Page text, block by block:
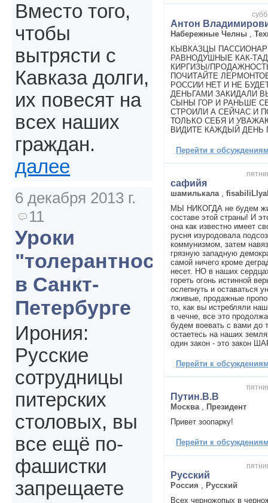
Антон
Набережные Челны
КЫВКАЗЦЫ
РАВНОДУШНЫЕ КАК-
КИРГИЗЫ/
ПОЧИТАЙТЕ
РОССИИ НЕТ И НЕ
ДЕНЬГАМИ ЗАКИДАЛИ
СЫНЫ ГОР И РАНЬШЕ
СТРОИЛИ А СЕЙЧАС И
ТОЛЬКО СЕБЯ И
ВИДИТЕ КАЖДЫЙ ДЕНЬ
Перейти к
сафийя
шамилькала
МЫ НИКОГДА не будем
составе этой страны! И
она как известно имеет
русня изуродовала
коммунизмом, затем
грязную западную
самой ничего кроме
несет. НО в наших
гореть огонь истинной
ослепнуть и оставаться
лживые, продажные
то, как вы истребляли
в чечне, все это
будем воевать с вами до
остаетесь на наших
один закон - это закон
Перейти к
Путин.В.В
Москва
Президент
Привет зоопарку!
Перейти к
Русский
Россия
Русский
Всех черножопых в
Вместо того,
чтобы
вытрясти с
Кавказа долги,
их повесят на
всех наших
граждан.
далее
6 декабря 2013 г.
11
Уроки
"толерантности"
в Санкт-
Петербурге
Ирония:
Русские
сотрудницы
питерских
столовых, вы
все ещё по-
фашистки
запрещаете